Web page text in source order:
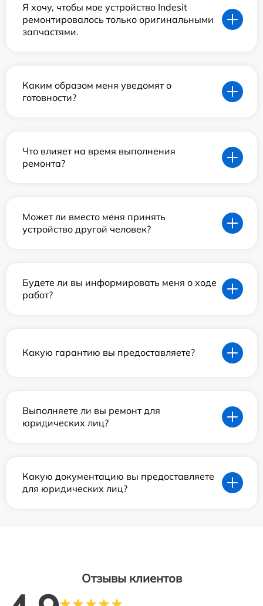
Я хочу, чтобы мое устройство Indesit
ремонтировалось только оригинальными
запчастями.
Каким образом меня уведомят о
готовности?
Что влияет на время выполнения
ремонта?
Может ли вместо меня принять
устройство другой человек?
Будете ли вы информировать меня о ходе
работ?
Какую гарантию вы предоставляете?
Выполняете ли вы ремонт для
юридических лиц?
Какую документацию вы предоставляете
для юридических лиц?
Отзывы клиентов